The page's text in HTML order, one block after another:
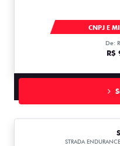
CNPJ E
De:
R$
STRADA